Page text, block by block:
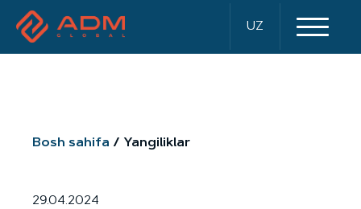
UZ
Bosh sahifa Yangiliklar
29.04.2024